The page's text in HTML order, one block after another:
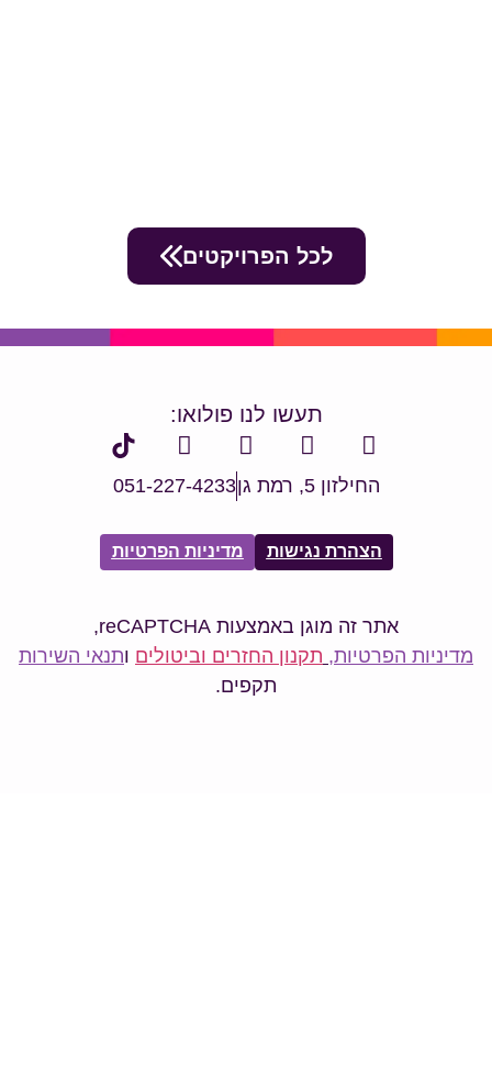
לכל הפרויקטים
תעשו לנו פולואו:
החילזון 5, רמת גן 051-227-4233
הצהרת נגישות מדיניות הפרטיות
אתר זה מוגן באמצעות reCAPTCHA,
מדיניות הפרטיות, תקנון החזרים וביטולים ותנאי השירות
תקפים.